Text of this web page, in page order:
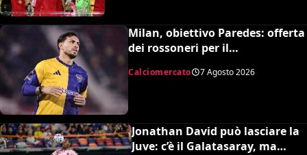
Milan, obiettivo Paredes: offerta
dei rossoneri per il
Calciomercato 7 Agosto 2026
Jonathan David può lasciare la
Juve: c’è il Galatasaray, ma